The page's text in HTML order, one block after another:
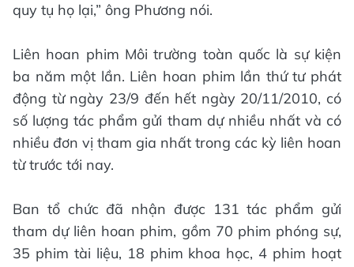
quy tụ họ lại,” ông Phương nói.
Liên hoan phim Môi trường toàn quốc là sự kiện
ba năm một lần. Liên hoan phim lần thứ tư phát
động từ ngày 23/9 đến hết ngày 20/11/2010, có
số lượng tác phẩm gửi tham dự nhiều nhất và có
nhiều đơn vị tham gia nhất trong các kỳ liên hoan
từ trước tới nay.
Ban tổ chức đã nhận được 131 tác phẩm gửi
tham dự liên hoan phim, gồm 70 phim phóng sự,
35 phim tài liệu, 18 phim khoa học, 4 phim hoạt